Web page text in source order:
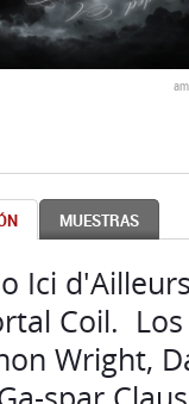
MUESTRAS
Ici
Coil.
Wright,